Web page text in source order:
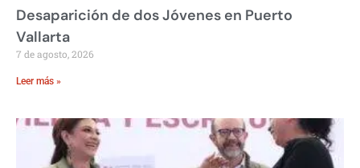
Desaparición de dos Jóvenes en Puerto
Vallarta
7 de agosto, 2026
Leer más »